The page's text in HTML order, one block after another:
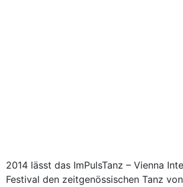
2014 lässt das ImPulsTanz – Vienna
Festival den zeitgenössischen Tanz